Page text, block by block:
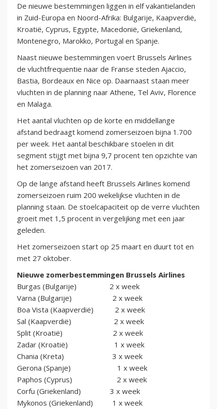
De nieuwe bestemmingen liggen in elf vakantielanden
in Zuid-Europa en Noord-Afrika: Bulgarije, Kaapverdië,
Kroatië, Cyprus, Egypte, Macedonië, Griekenland,
Montenegro, Marokko, Portugal en Spanje.
Naast nieuwe bestemmingen voert Brussels Airlines
de vluchtfrequentie naar de Franse steden Ajaccio,
Bastia, Bordeaux en Nice op. Daarnaast staan meer
vluchten in de planning naar Athene, Tel Aviv, Florence
en Malaga.
Het aantal vluchten op de korte en middellange
afstand bedraagt komend zomerseizoen bijna 1.700
per week. Het aantal beschikbare stoelen in dit
segment stijgt met bijna 9,7 procent ten opzichte van
het zomerseizoen van 2017.
Op de lange afstand heeft Brussels Airlines komend
zomerseizoen ruim 200 wekelijkse vluchten in de
planning staan. De stoelcapaciteit op de verre vluchten
groeit met 1,5 procent in vergelijking met een jaar
geleden.
Het zomerseizoen start op 25 maart en duurt tot en
met 27 oktober.
Nieuwe zomerbestemmingen Brussels Airlines
Burgas (Bulgarije) 2 x week
Varna (Bulgarije) 2 x week
Boa Vista (Kaapverdië) 2 x week
Sal (Kaapverdië) 2 x week
Split (Kroatië) 2 x week
Zadar (Kroatië) 1 x week
Chania (Kreta) 3 x week
Gerona (Spanje) 1 x week
Paphos (Cyprus) 2 x week
Corfu (Griekenland) 3 x week
Mykonos (Griekenland) 1 x week